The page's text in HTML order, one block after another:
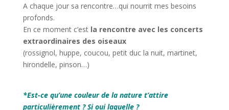
A chaque jour sa rencontre…qui nourrit mes besoins
profonds.
En ce moment c’est la rencontre avec les concerts
extraordinaires des oiseaux
(rossignol, huppe, coucou, petit duc la nuit, martinet,
hirondelle, pinson…)
*Est-ce qu’une couleur de la nature t’attire
particulièrement ? Si oui laquelle ?